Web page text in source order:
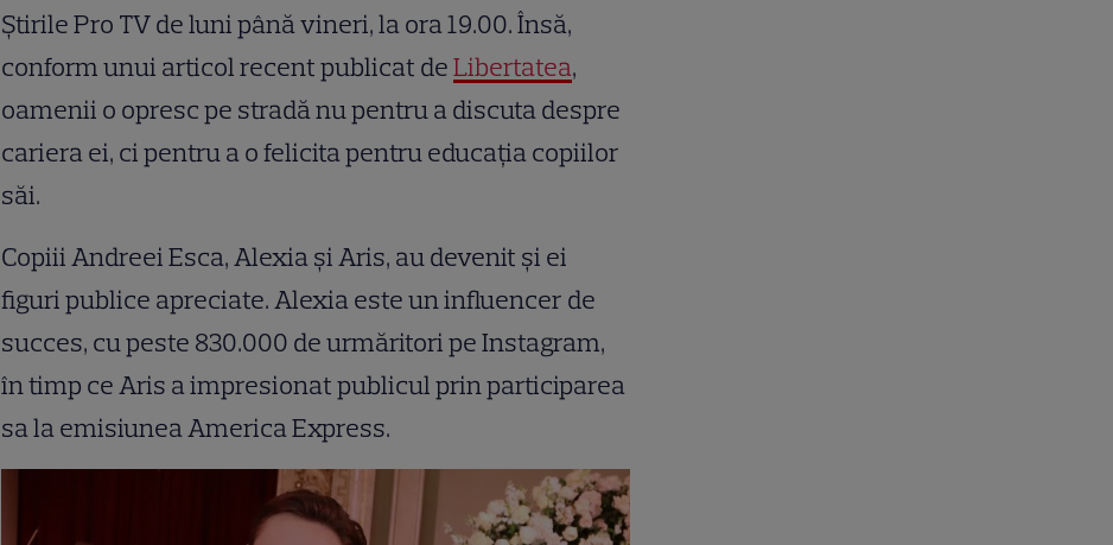
Știrile Pro TV de luni până vineri, la ora 19.00. Însă,
conform unui articol recent publicat deLibertatea,
oamenii o opresc pe stradă nu pentru a discuta despre
cariera ei, ci pentru a o felicita pentru educația copiilor
săi.
Copiii Andreei Esca, Alexia și Aris, au devenit și ei
figuri publice apreciate. Alexia este un influencer de
succes, cu peste 830.000 de urmăritori pe Instagram,
în timp ce Aris a impresionat publicul prin participarea
sa la emisiunea America Express.